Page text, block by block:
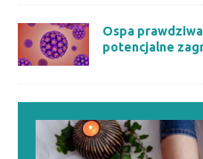
Ospa
potencjalne